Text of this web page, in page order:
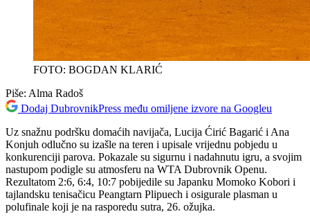
FOTO: BOGDAN KLARIĆ
Piše: Alma Radoš
Dodaj DubrovnikPress među omiljene izvore na Googleu
Uz snažnu podršku domaćih navijača, Lucija Ćirić Bagarić i Ana
Konjuh odlučno su izašle na teren i upisale vrijednu pobjedu u
konkurenciji parova. Pokazale su sigurnu i nadahnutu igru, a svojim
nastupom podigle su atmosferu na WTA Dubrovnik Openu.
Rezultatom 2:6, 6:4, 10:7 pobijedile su Japanku Momoko Kobori i
tajlandsku tenisačicu Peangtarn Plipuech i osigurale plasman u
polufinale koji je na rasporedu sutra, 26. ožujka.